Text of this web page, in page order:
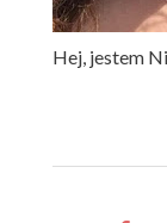
Hej, jestem